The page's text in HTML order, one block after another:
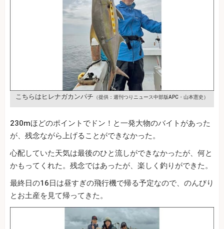
こちらはヒレナガカンパチ （提供：週刊つりニュース中部版APC・山本憲史）
230mほどのポイントでドン！と一発大物のバイトがあった
が、残念ながら上げることができなかった。
心配していた天気は最後のひと流しができなかったが、何と
かもってくれた。残念ではあったが、楽しく釣りができた。
最終日の16日は昼すぎの飛行機で帰る予定なので、のんびり
とお土産を見て帰ってきた。